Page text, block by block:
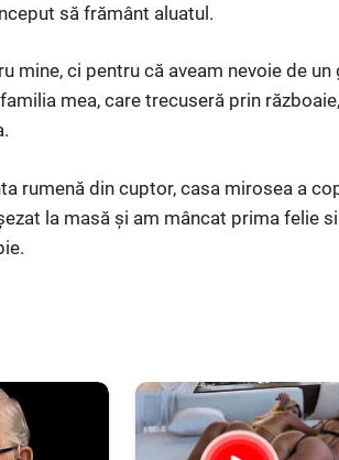
să frământ aluatul.
mine, ci pentru că aveam nevoie de
mea, care trecuseră prin
rumenă din cuptor, casa mirosea a
la masă și am mâncat prima felie